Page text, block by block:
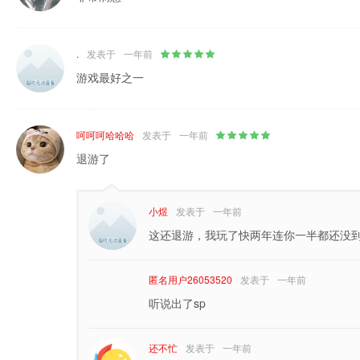
. 发表于 一年前
游戏最好之一
呵呵呵哈哈哈 发表于 一年前
退游了
小煜 发表于 一年前
这还退游，我玩了快两年连你一半都还没
匿名用户26053520 发表于 一年前
听说出了sp
还不忙 发表于 一年前